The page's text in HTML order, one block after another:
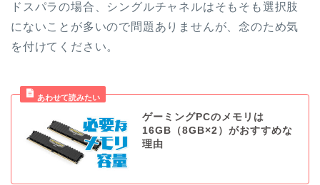
ドスパラの場合、シングルチャネルはそもそも選択肢
にないことが多いので問題ありませんが、念のため気
を付けてください。
ゲーミングPCのメモリは
16GB（8GB×2）がおすすめな
理由